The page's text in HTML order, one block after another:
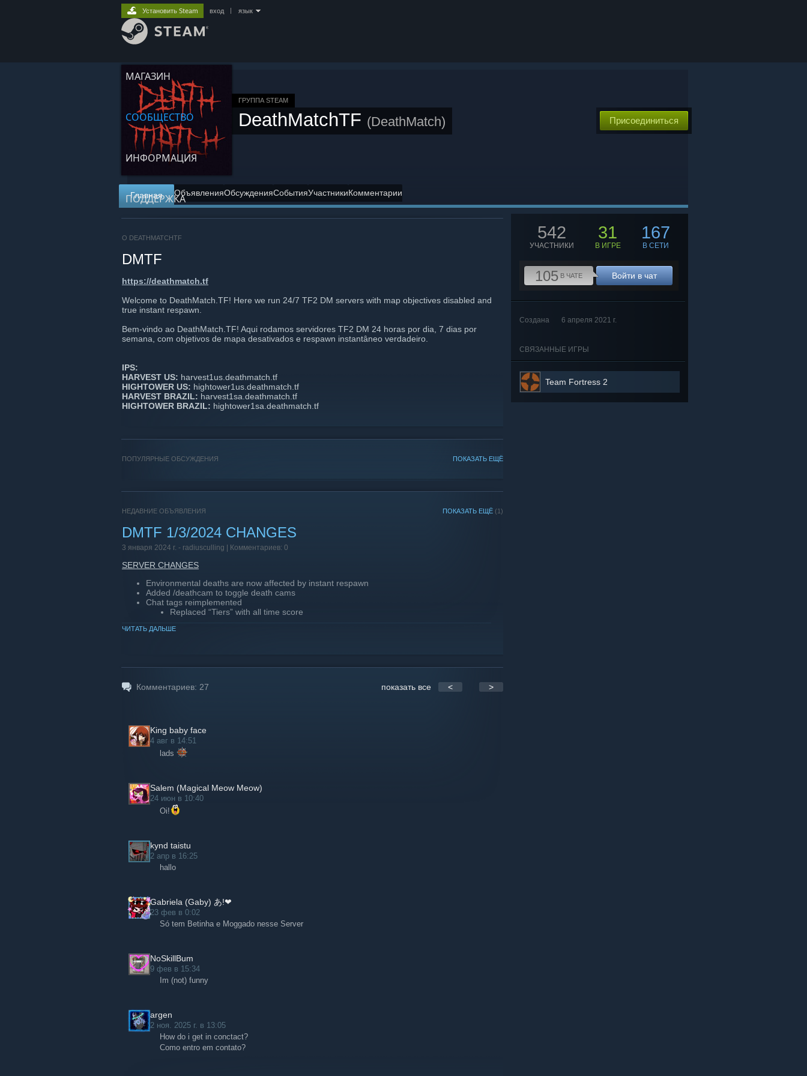
МАГАЗИН
СООБЩЕСТВО
ИНФОРМАЦИЯ
ПОДДЕРЖКА
Установить Steam вход язык
ГРУППА STEAM
DeathMatchTF (DeathMatch) Присоединиться
Главная ОбъявленияОбсужденияСобытияУчастникиКомментарии
О DEATHMATCHTF
DMTF
https://deathmatch.tf
Welcome to DeathMatch.TF! Here we run 24/7 TF2 DM servers with map objectives disabled and
true instant respawn.
Bem-vindo ao DeathMatch.TF! Aqui rodamos servidores TF2 DM 24 horas por dia, 7 dias por
semana, com objetivos de mapa desativados e respawn instantâneo verdadeiro.
IPS:
HARVEST US: harvest1us.deathmatch.tf
HIGHTOWER US: hightower1us.deathmatch.tf
HARVEST BRAZIL: harvest1sa.deathmatch.tf
HIGHTOWER BRAZIL: hightower1sa.deathmatch.tf
ПОКАЗАТЬ ЕЩЁ
ПОПУЛЯРНЫЕ ОБСУЖДЕНИЯ
ПОКАЗАТЬ ЕЩЁ (1)
НЕДАВНИЕ ОБЪЯВЛЕНИЯ
DMTF 1/3/2024 CHANGES
3 января 2024 г. - radiusculling | Комментариев: 0
SERVER CHANGES
Environmental deaths are now affected by instant respawn
Added /deathcam to toggle death cams
Chat tags reimplemented
Replaced “Tiers” with all time score
Updated leaderboard
Daily leaderboard
ЧИТАТЬ ДАЛЬШЕ
Комментариев: 27 показать все < >
King baby face
4 авг в 14:51
lads
Salem (Magical Meow Meow)
24 июн в 10:40
Oi!
kynd taistu
2 апр в 16:25
hallo
Gabriela (Gaby) あ!❤
23 фев в 0:02
Só tem Betinha e Moggado nesse Server
NoSkillBum
9 фев в 15:34
Im (not) funny
argen
2 ноя. 2025 г. в 13:05
How do i get in conctact?
Como entro em contato?
542
УЧАСТНИКИ
31
В ИГРЕ
167
В СЕТИ
105 В ЧАТЕ Войти в чат
Создана 6 апреля 2021 г.
СВЯЗАННЫЕ ИГРЫ
Team Fortress 2